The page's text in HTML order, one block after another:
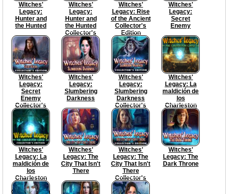
Witches'
Legacy:
Hunter and
the Hunted
Witches'
Legacy:
Hunter and
the Hunted
Collector's
Edition
Witches'
Legacy: Rise
of the Ancient
Collector's
Edition
Witches'
Legacy:
Secret
Enemy
Witches'
Legacy:
Secret
Enemy
Collector's
Edition
Witches'
Legacy:
Slumbering
Darkness
Witches'
Legacy:
Slumbering
Darkness
Collector's
Edition
Witches'
Legacy: La
maldición de
los
Charleston
Witches'
Legacy: La
maldición de
los
Charleston
Edición
Coleccionista
Witches'
Legacy: The
City That Isn't
There
Witches'
Legacy: The
City That Isn't
There
Collector's
Edition
Witches'
Legacy: The
Dark Throne